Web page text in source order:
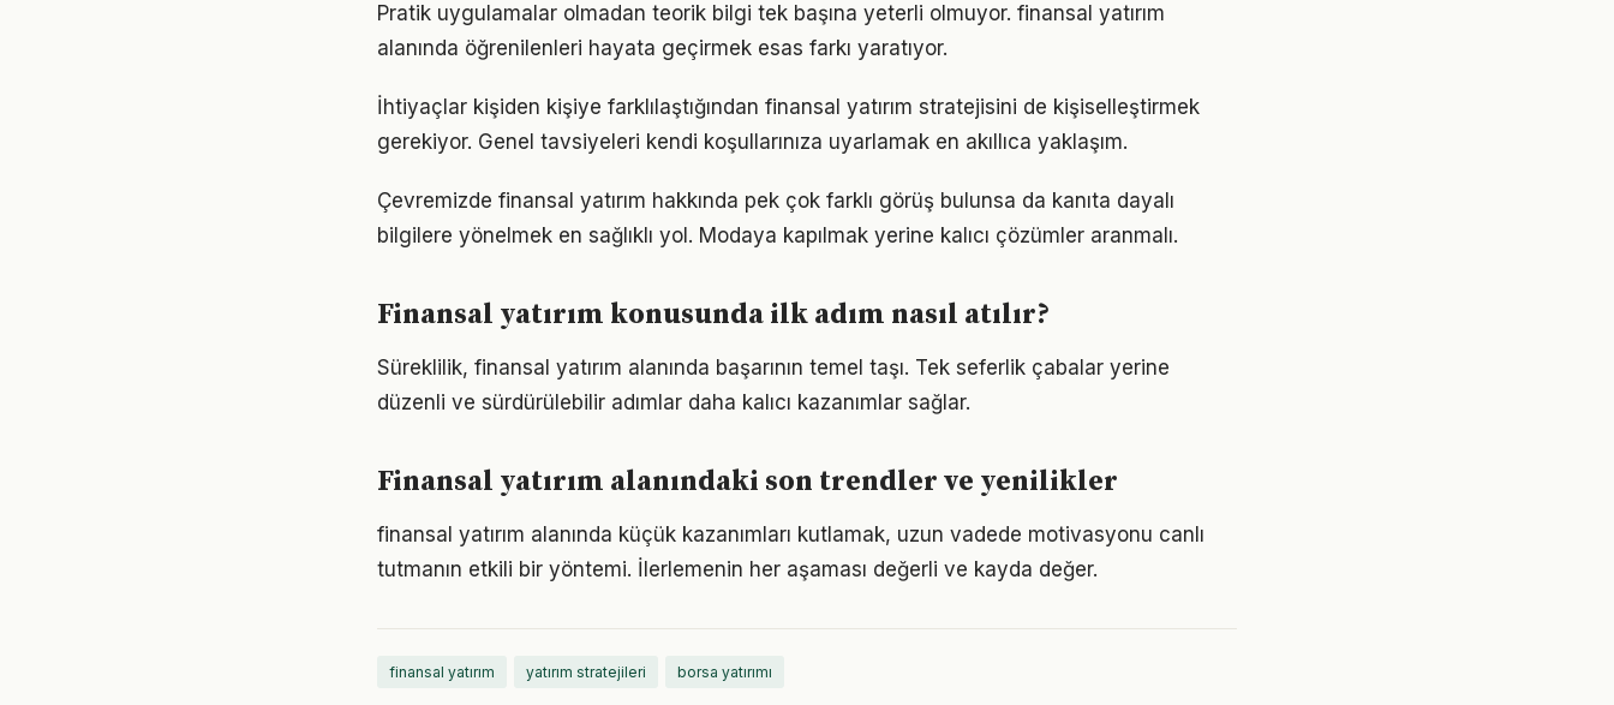
Pratik uygulamalar olmadan teorik bilgi tek başına yeterli olmuyor. finansal yatırım
alanında öğrenilenleri hayata geçirmek esas farkı yaratıyor.
İhtiyaçlar kişiden kişiye farklılaştığından finansal yatırım stratejisini de kişiselleştirmek
gerekiyor. Genel tavsiyeleri kendi koşullarınıza uyarlamak en akıllıca yaklaşım.
Çevremizde finansal yatırım hakkında pek çok farklı görüş bulunsa da kanıta dayalı
bilgilere yönelmek en sağlıklı yol. Modaya kapılmak yerine kalıcı çözümler aranmalı.
Finansal yatırım konusunda ilk adım nasıl atılır?
Süreklilik, finansal yatırım alanında başarının temel taşı. Tek seferlik çabalar yerine
düzenli ve sürdürülebilir adımlar daha kalıcı kazanımlar sağlar.
Finansal yatırım alanındaki son trendler ve yenilikler
finansal yatırım alanında küçük kazanımları kutlamak, uzun vadede motivasyonu canlı
tutmanın etkili bir yöntemi. İlerlemenin her aşaması değerli ve kayda değer.
finansal yatırım yatırım stratejileri borsa yatırımı